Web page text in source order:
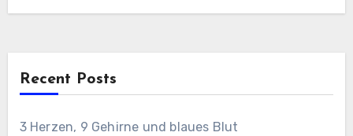
Recent Posts
3 Herzen, 9 Gehirne und blaues Blut